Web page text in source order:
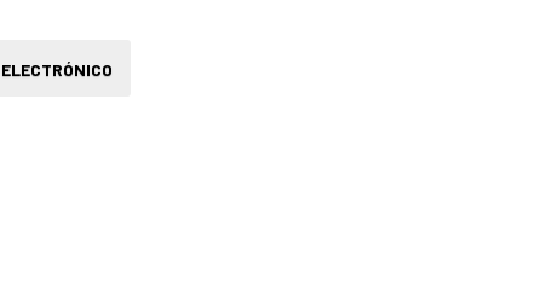
antes de trasladarse a Melbourne en 2021.